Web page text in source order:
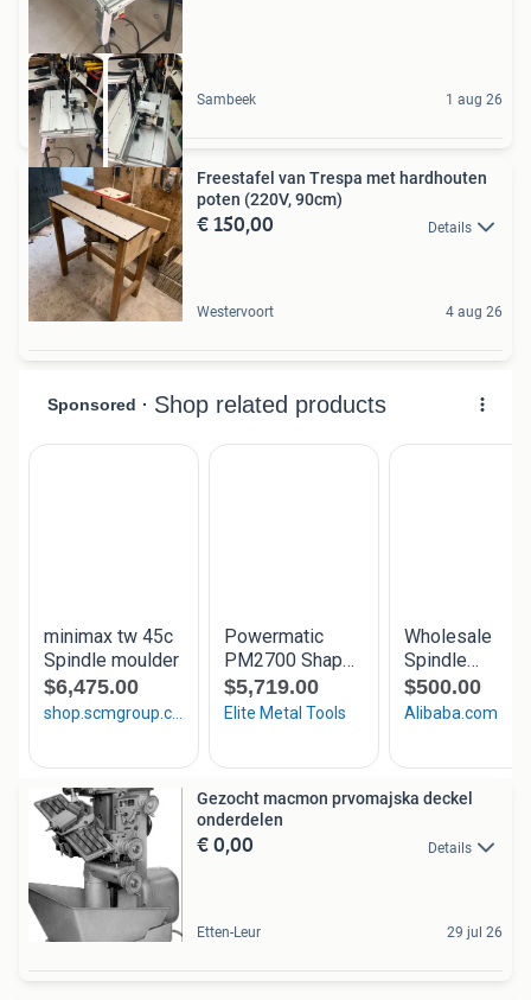
Sambeek 1 aug 26
Freestafel van Trespa met hardhouten
poten (220V, 90cm)
€ 150,00 Details
Westervoort 4 aug 26
Gezocht macmon prvomajska deckel
onderdelen
€ 0,00 Details
Etten-Leur 29 jul 26